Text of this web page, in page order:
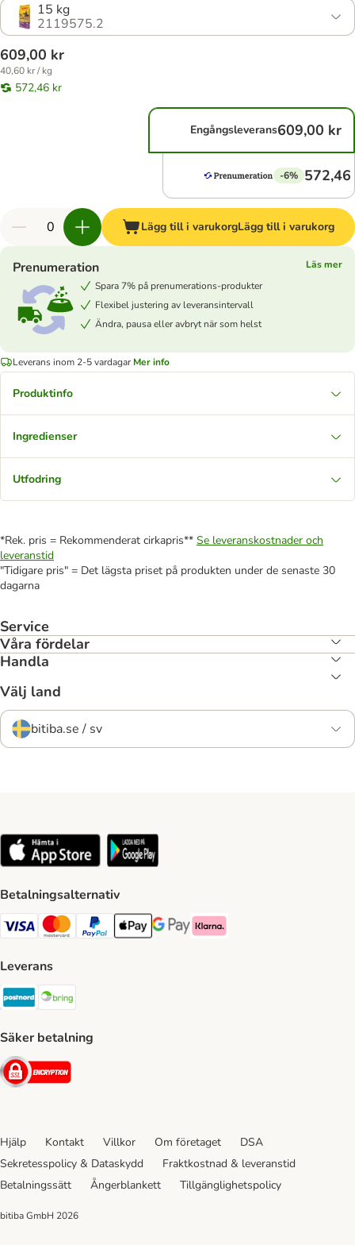
15 kg
2119575.2
609,00 kr
40,60 kr / kg
572,46 kr
Engångsleverans609,00 kr
-6% 572,46
Lägg till i varukorgLägg till i varukorg
Prenumeration
Läs mer
Spara 7% på prenumerations-produkter
Flexibel justering av leveransintervall
Ändra, pausa eller avbryt när som helst
Leverans inom 2-5 vardagar Mer info
Produktinfo
Ingredienser
Utfodring
*Rek. pris = Rekommenderat cirkapris** Se leveranskostnader och
leveranstid
"Tidigare pris" = Det lägsta priset på produkten under de senaste 30
dagarna
Service
Våra fördelar
Handla
Välj land
bitiba.se / sv
Betalningsalternativ
VISA Payment Method
Mastercard Payment Method
Paypal Payment Method
Apple Pay Payment Method
Google Pay Payment Method
Klarna Payment Method
Leverans
Postnord Shipping Method
Säker betalning
Security
Hjälp Kontakt Villkor Om företaget
DSA
Sekretesspolicy & Dataskydd
Fraktkostnad & leveranstid
Betalningssätt
Ångerblankett Tillgänglighetspolicy
bitiba GmbH 2026